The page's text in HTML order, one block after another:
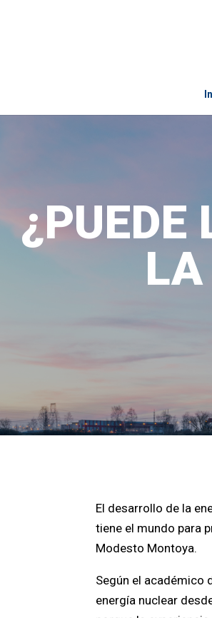
¿PUEDE
El desarrollo de la
tiene el mundo para
Modesto Montoya.
Según el académico
energía nuclear